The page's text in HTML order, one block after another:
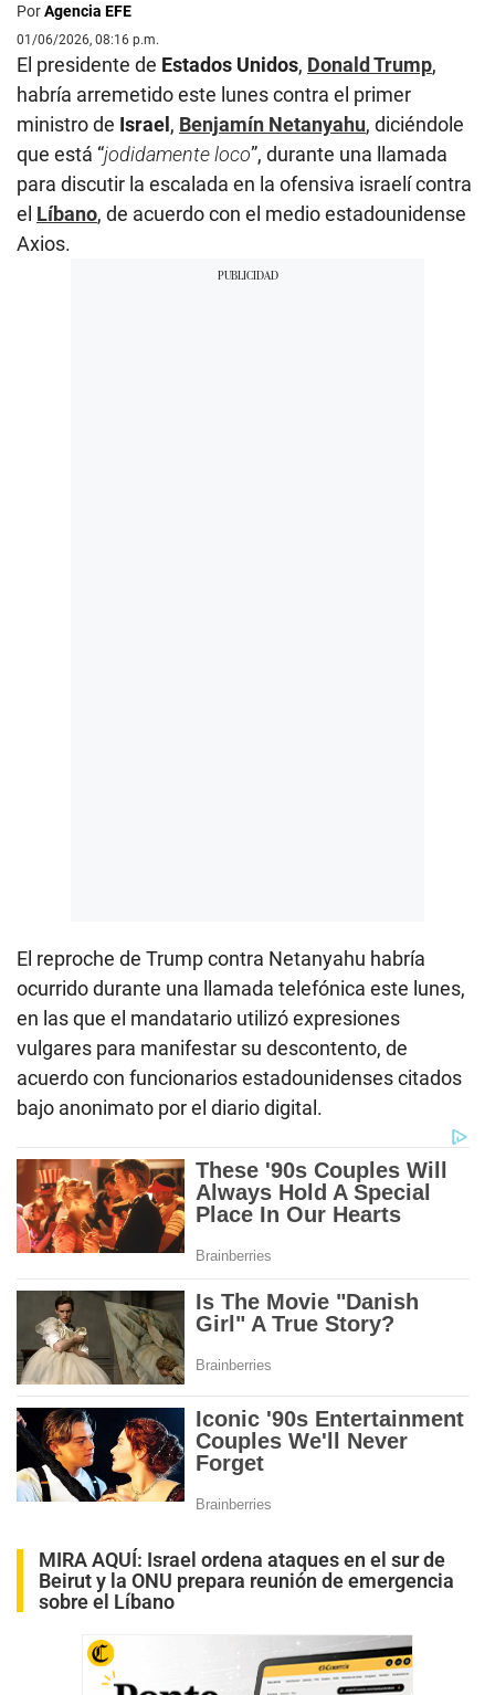
PorAgencia EFE
01/06/2026, 08:16 p.m.
El presidente de Estados Unidos, Donald Trump,
habría arremetido este lunes contra el primer
ministro de Israel, Benjamín Netanyahu, diciéndole
que está “jodidamente loco”, durante una llamada
para discutir la escalada en la ofensiva israelí contra
el Líbano, de acuerdo con el medio estadounidense
Axios.
El reproche de Trump contra Netanyahu habría
ocurrido durante una llamada telefónica este lunes,
en las que el mandatario utilizó expresiones
vulgares para manifestar su descontento, de
acuerdo con funcionarios estadounidenses citados
bajo anonimato por el diario digital.
MIRA AQUÍ: Israel ordena ataques en el sur de
Beirut y la ONU prepara reunión de emergencia
sobre el Líbano